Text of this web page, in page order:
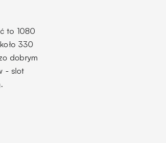
to 1080
330
dobrym
- slot